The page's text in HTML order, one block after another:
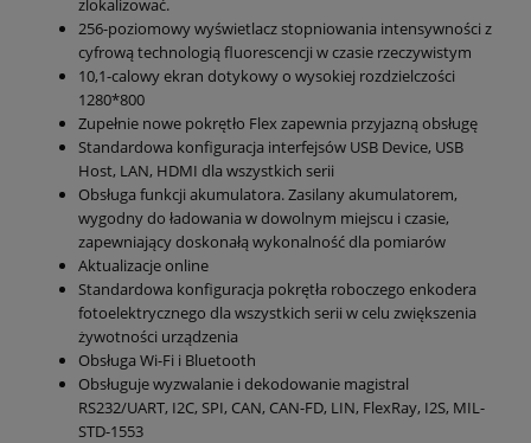
zlokalizować.
256-poziomowy wyświetlacz stopniowania intensywności z
cyfrową technologią fluorescencji w czasie rzeczywistym
10,1-calowy ekran dotykowy o wysokiej rozdzielczości
1280*800
Zupełnie nowe pokrętło Flex zapewnia przyjazną obsługę
Standardowa konfiguracja interfejsów USB Device, USB
Host, LAN, HDMI dla wszystkich serii
Obsługa funkcji akumulatora. Zasilany akumulatorem,
wygodny do ładowania w dowolnym miejscu i czasie,
zapewniający doskonałą wykonalność dla pomiarów
Aktualizacje online
Standardowa konfiguracja pokrętła roboczego enkodera
fotoelektrycznego dla wszystkich serii w celu zwiększenia
żywotności urządzenia
Obsługa Wi-Fi i Bluetooth
Obsługuje wyzwalanie i dekodowanie magistral
RS232/UART, I2C, SPI, CAN, CAN-FD, LIN, FlexRay, I2S, MIL-
STD-1553